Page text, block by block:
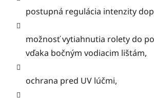
postupná regulácia intenzity
možnosť vytiahnutia rolety do
vďaka bočným vodiacim lištám,
ochrana pred UV lúčmi,